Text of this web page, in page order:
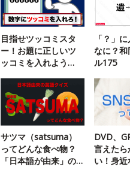
目指せツッコミスタ
ー！お題に正しいツ
ッコミを入れよう
「？」
なに？
ル175
サツマ（satsuma）
ってどんな食べ物？
「日本語が由来」の
DVD、
言えた
い！身近